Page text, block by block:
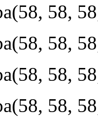
58,
58,
58,
58,